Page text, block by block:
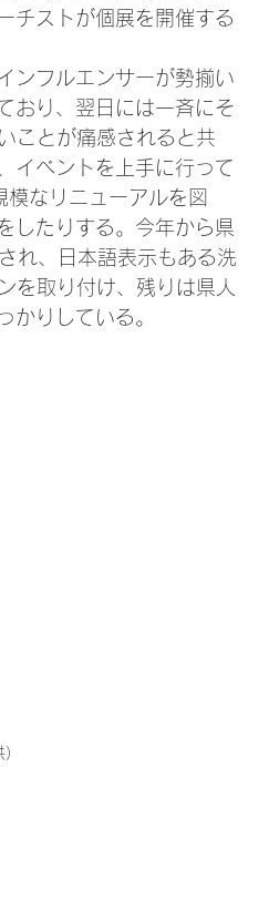
チストが個展を開催する
ンフルエンサーが勢揃い
おり、翌日には一斉にそ
ことが痛感されると共
イベントを上手に行って
なリニューアルを図
したりする。今年から県
れ、日本語表示もある洗
を取り付け、残りは県人
かりしている。